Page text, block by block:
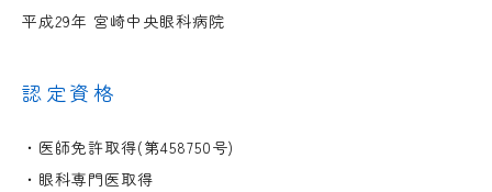
平成29年 宮崎中央眼科病院
認定資格
・医師免許取得(第458750号)
・眼科専門医取得